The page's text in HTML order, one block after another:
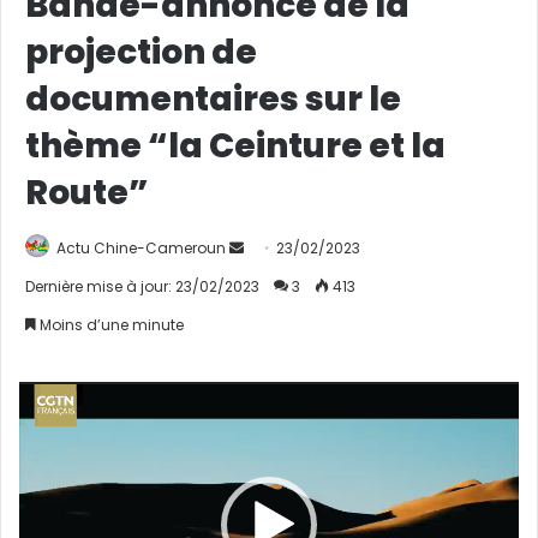
projection de
documentaires sur le
thème “la Ceinture et la
Route”
Actu Chine-Cameroun
n
r
n
23/02/2023
Dernière mise à jour: 23/02/2023
3
413
Moins d’une minute
Lecteur
vidéo